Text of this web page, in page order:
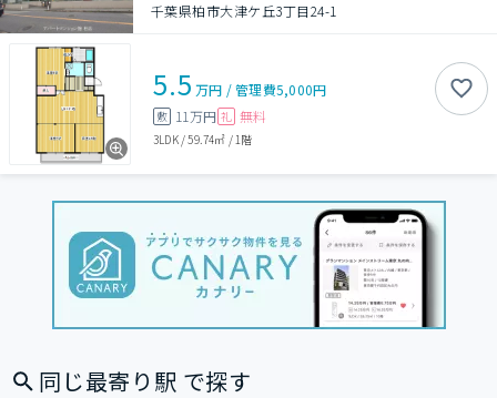
千葉県柏市大津ケ丘3丁目24-1
5.5 万円 /管理費5,000円
敷 11万円 礼 無料
3LDK/59.74㎡ / 1階
同じ最寄り駅 で探す